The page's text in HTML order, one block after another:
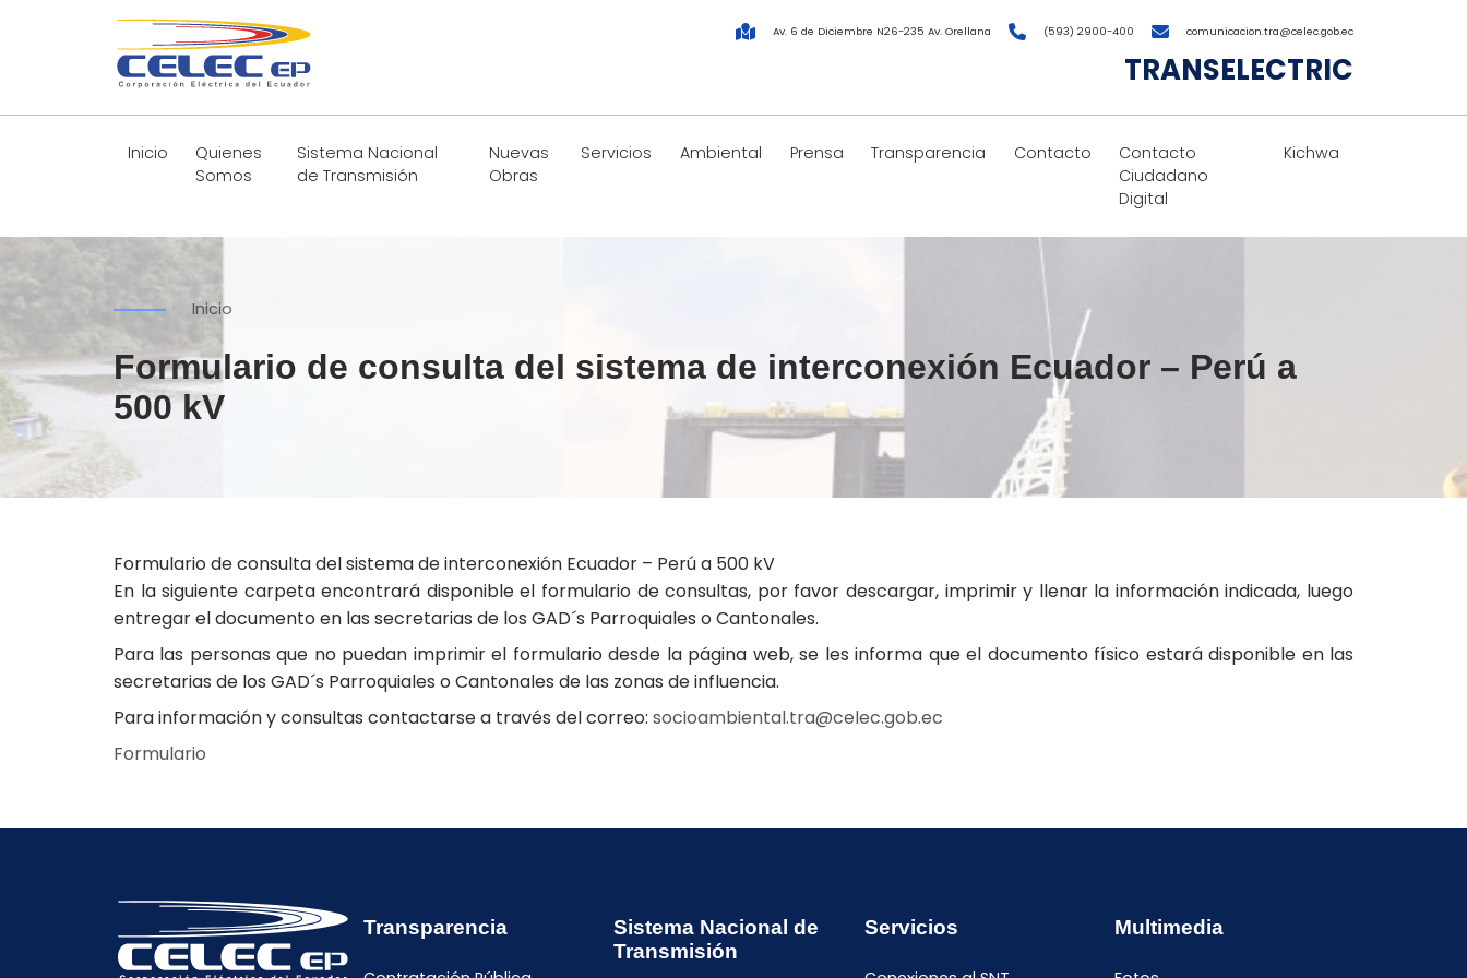
Av. 6 de Diciembre N26-235 Av. Orellana (593) 2900-400 comunicacion.tra@celec.gob.ec
TRANSELECTRIC
Inicio
Quienes
Somos
Sistema Nacional
de Transmisión
Nuevas
Obras
Servicios Ambiental Prensa Transparencia Contacto
Contacto
Ciudadano
Digital
Kichwa
Inicio
Formulario de consulta del sistema de interconexión Ecuador – Perú a
500 kV
Formulario de consulta del sistema de interconexión Ecuador – Perú a 500 kV
En la siguiente carpeta encontrará disponible el formulario de consultas, por favor descargar, imprimir y llenar la información indicada, luego
entregar el documento en las secretarias de los GAD´s Parroquiales o Cantonales.
Para las personas que no puedan imprimir el formulario desde la página web, se les informa que el documento físico estará disponible en las
secretarias de los GAD´s Parroquiales o Cantonales de las zonas de influencia.
Para información y consultas contactarse a través del correo: socioambiental.tra@celec.gob.ec
Formulario
Transparencia
Sistema Nacional de
Transmisión
Servicios Multimedia